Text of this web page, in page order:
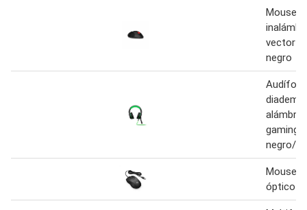
Mouse
vector
negro
diadema
gaming
negro/
Mouse
óptico